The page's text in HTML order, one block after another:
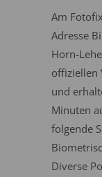
Am
Adresse
Horn-
offiziellen
und
Minuten
folgende
Diverse